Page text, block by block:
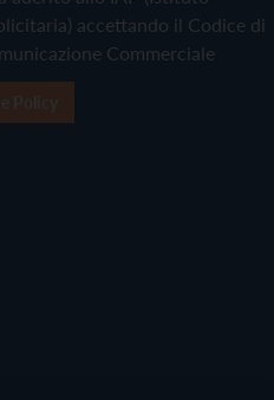
accettando il Codice di
Commerciale